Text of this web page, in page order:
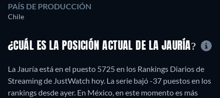
PAÍS DE PRODUCCIÓN
Chile
¿CUÁL ES LA POSICIÓN ACTUAL DE LA JAURÍA?
La Jauría está en el puesto 5725 en los Rankings Diarios de
Streaming de JustWatch hoy. La serie bajó -37 puestos en los
rankings desde ayer. En México, en este momento es más